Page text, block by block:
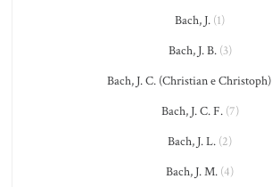
Bach, J. (1)
Bach, J. B.(3)
Bach, J. C. (Christian e Christoph)
Bach, J. C. F.(7)
Bach, J. L. (2)
Bach, J. M. (4)